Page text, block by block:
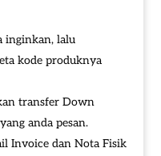
inginkan, lalu
kode produknya
transfer Down
anda pesan.
Invoice dan Nota Fisik